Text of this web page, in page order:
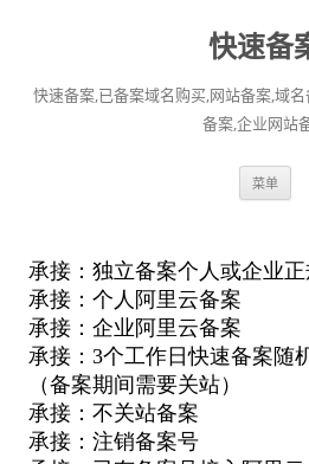
快速备
快速备案,已备案域名购买,网站备案,域
备案,企业网站
菜单